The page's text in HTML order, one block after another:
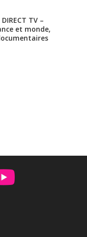
TV –
et monde,